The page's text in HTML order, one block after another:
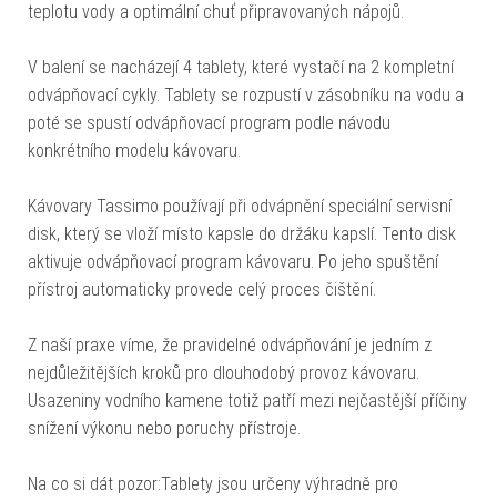
teplotu vody a optimální chuť připravovaných nápojů.
V balení se nacházejí 4 tablety, které vystačí na 2 kompletní
odvápňovací cykly. Tablety se rozpustí v zásobníku na vodu a
poté se spustí odvápňovací program podle návodu
konkrétního modelu kávovaru.
Kávovary Tassimo používají při odvápnění speciální servisní
disk, který se vloží místo kapsle do držáku kapslí. Tento disk
aktivuje odvápňovací program kávovaru. Po jeho spuštění
přístroj automaticky provede celý proces čištění.
Z naší praxe víme, že pravidelné odvápňování je jedním z
nejdůležitějších kroků pro dlouhodobý provoz kávovaru.
Usazeniny vodního kamene totiž patří mezi nejčastější příčiny
snížení výkonu nebo poruchy přístroje.
Na co si dát pozor:Tablety jsou určeny výhradně pro